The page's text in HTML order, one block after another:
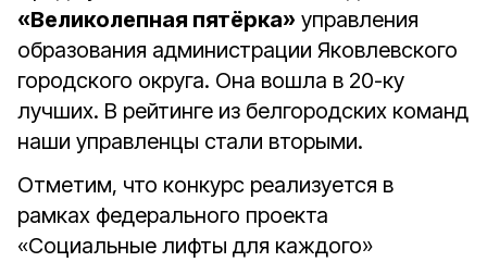
«Великолепная пятёрка» управления
образования администрации Яковлевского
городского округа. Она вошла в 20-ку
лучших. В рейтинге из белгородских команд
наши управленцы стали вторыми.
Отметим, что конкурс реализуется в
рамках федерального проекта
«Социальные лифты для каждого»